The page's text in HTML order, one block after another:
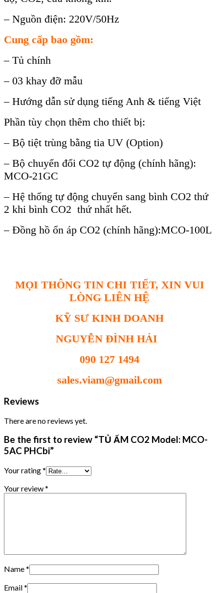
– Nguồn điện: 220V/50Hz
Cung cấp bao gồm:
–Tủ chính
– 03 khay đỡ mẫu
– Hướng dẫn sử dụng tiếng Anh & tiếng Việt
Phần tùy chọn thêm cho thiết bị:
– Bộ tiệt trùng bằng tia UV (Option)
– Bộ chuyển đổi CO2 tự động (chính hãng):
MCO-21GC
– Hệ thống tự động chuyển sang bình CO2 thứ
2 khi bình CO2 thứ nhất hết.
– Đồng hồ ổn áp CO2 (chính hãng):MCO-100L
MỌI THÔNG TIN CHI TIẾT, XIN VUI
LÒNG LIÊN HỆ
KỸ SƯ KINH DOANH
NGUYỄN ĐÌNH HẢI
090 127 1494
sales.viam@gmail.com
Reviews
There are no reviews yet.
Be the first to review “TỦ ẤM CO2 Model: MCO-
5AC PHCbi”
Your rating*
Your review*
Name*
Email*